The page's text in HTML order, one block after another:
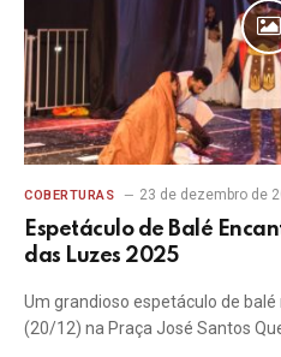
COBERTURAS 23 de dezembro de
Espetáculo de Balé
das Luzes 2025
Um grandioso espetáculo de
(20/12) na Praça José Santos